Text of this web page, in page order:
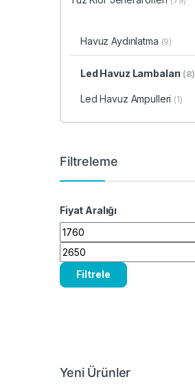
Havuz Aydınlatma (9)
Led Havuz Lambaları (8)
Led Havuz Ampulleri (1)
Filtreleme
Fiyat Aralığı
En düşük fiyat
En yüksek fiyat
Filtrele
Yeni Ürünler